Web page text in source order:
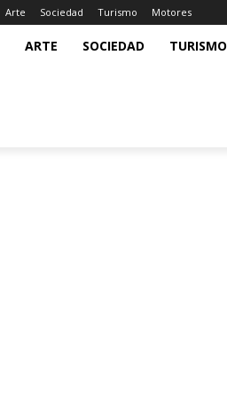
Arte Sociedad Turismo Motores
ARTE SOCIEDAD TURISMO